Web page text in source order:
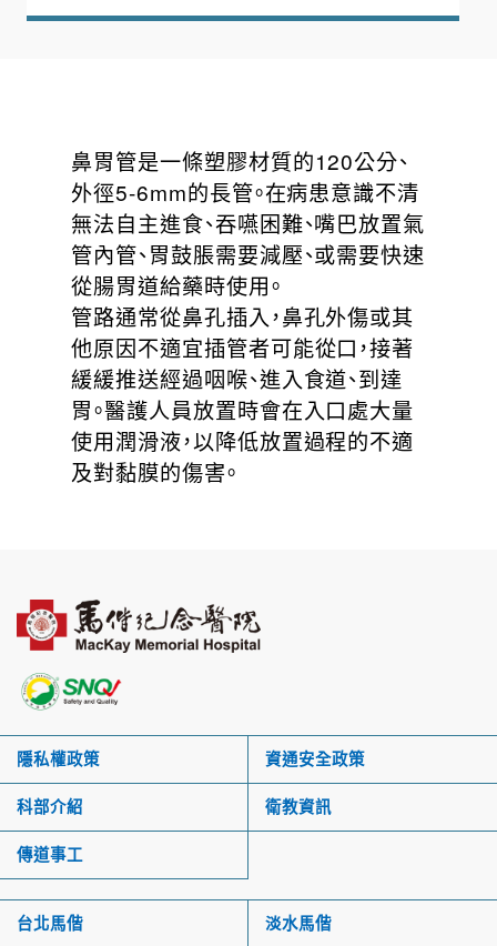
鼻胃管是一條塑膠材質的120公分、
外徑5-6mm的長管。在病患意識不清
無法自主進食、吞嚥困難、嘴巴放置氣
管內管、胃鼓脹需要減壓、或需要快速
從腸胃道給藥時使用。
管路通常從鼻孔插入，鼻孔外傷或其
他原因不適宜插管者可能從口，接著
緩緩推送經過咽喉、進入食道、到達
胃。醫護人員放置時會在入口處大量
使用潤滑液，以降低放置過程的不適
及對黏膜的傷害。
隱私權政策 資通安全政策
科部介紹 衛教資訊
傳道事工
台北馬偕 淡水馬偕